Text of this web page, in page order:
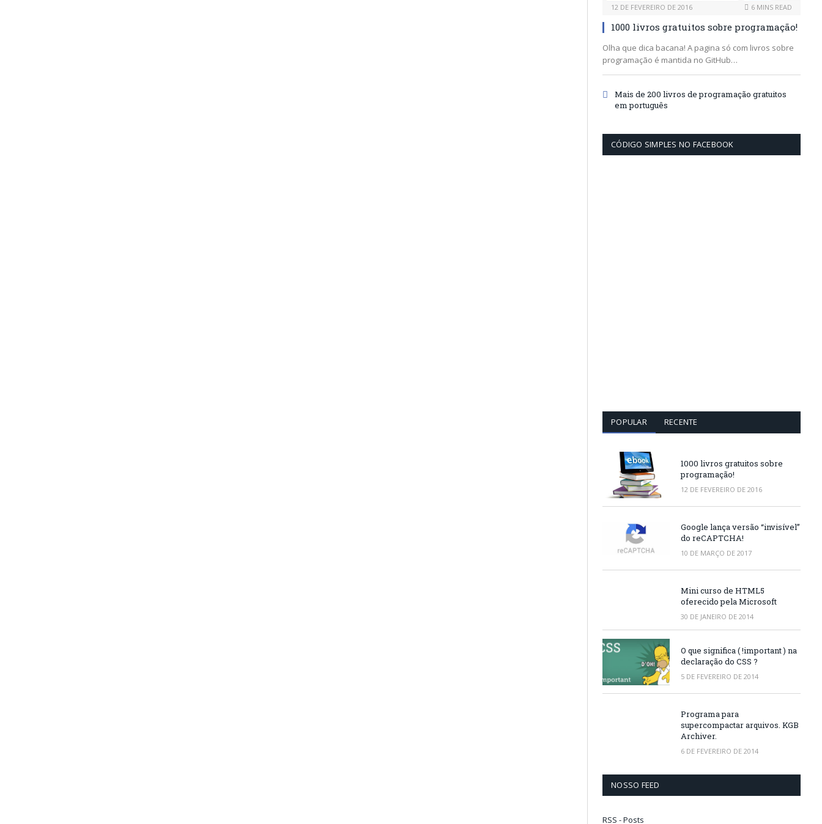
12 DE FEVEREIRO DE 2016 6 MINS READ
1000 livros gratuitos sobre programação!
Olha que dica bacana! A pagina só com livros sobre
programação é mantida no GitHub…
Mais de 200 livros de programação gratuitos
em português
CÓDIGO SIMPLES NO FACEBOOK
POPULAR RECENTE
1000 livros gratuitos sobre
programação!
12 DE FEVEREIRO DE 2016
Google lança versão “invisível”
do reCAPTCHA!
10 DE MARÇO DE 2017
Mini curso de HTML5
oferecido pela Microsoft
30 DE JANEIRO DE 2014
O que significa ( !important ) na
declaração do CSS ?
5 DE FEVEREIRO DE 2014
Programa para
supercompactar arquivos. KGB
Archiver.
6 DE FEVEREIRO DE 2014
NOSSO FEED
RSS - Posts